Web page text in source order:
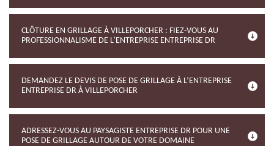
CLÔTURE EN GRILLAGE À VILLEPORCHER : FIEZ-VOUS AU
PROFESSIONNALISME DE L'ENTREPRISE ENTREPRISE DR
DEMANDEZ LE DEVIS DE POSE DE GRILLAGE À L’ENTREPRISE
ENTREPRISE DR À VILLEPORCHER
ADRESSEZ-VOUS AU PAYSAGISTE ENTREPRISE DR POUR UNE
POSE DE GRILLAGE AUTOUR DE VOTRE DOMAINE